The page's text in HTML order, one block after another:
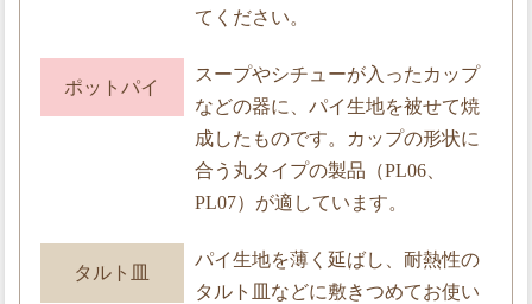
てください。
ポットパイ
スープやシチューが入ったカップ
などの器に、パイ生地を被せて焼
成したものです。カップの形状に
合う丸タイプの製品（PL06、
PL07）が適しています。
タルト皿
パイ生地を薄く延ばし、耐熱性の
タルト皿などに敷きつめてお使い